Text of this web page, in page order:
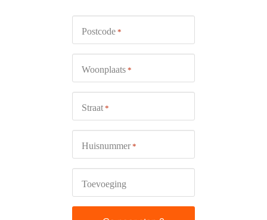
Postcode *
Woonplaats *
Straat *
Huisnummer *
Toevoeging